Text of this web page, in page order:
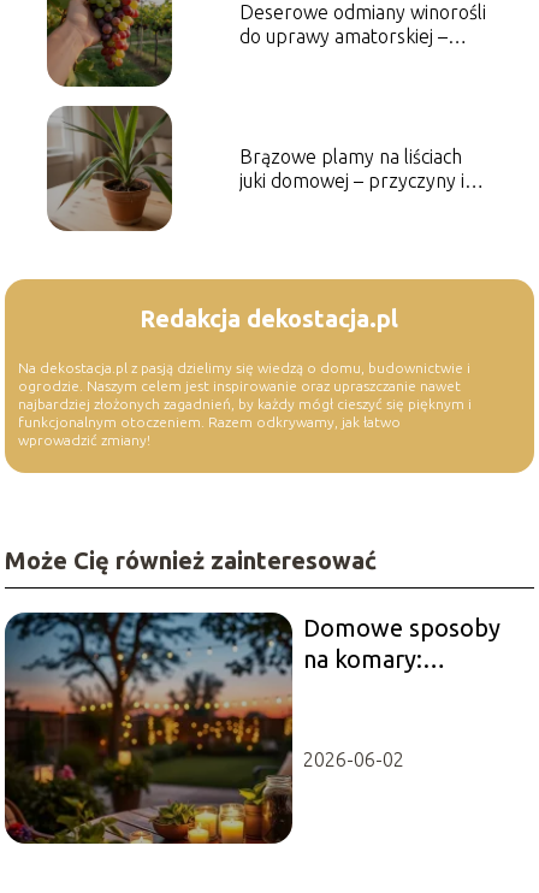
Deserowe odmiany winorośli
do uprawy amatorskiej –
Brązowe plamy na liściach
juki domowej – przyczyny i
Redakcja dekostacja.pl
Na dekostacja.pl z pasją dzielimy się wiedzą o domu, budownictwie i
ogrodzie. Naszym celem jest inspirowanie oraz upraszczanie nawet
najbardziej złożonych zagadnień, by każdy mógł cieszyć się pięknym i
funkcjonalnym otoczeniem. Razem odkrywamy, jak łatwo
wprowadzić zmiany!
Może Cię również zainteresować
Domowe sposoby
na komary:
2026-06-02